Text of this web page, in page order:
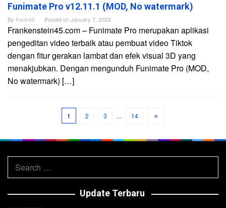
Funimate Pro v12.11.1 (MOD, No watermark)
By frank45 Posted onJanuary 7, 2023
Frankenstein45.com – Funimate Pro merupakan aplikasi
pengeditan video terbaik atau pembuat video Tiktok
dengan fitur gerakan lambat dan efek visual 3D yang
menakjubkan. Dengan mengunduh Funimate Pro (MOD,
No watermark) […]
1 2 3 … 14
Search
for:
Update Terbaru